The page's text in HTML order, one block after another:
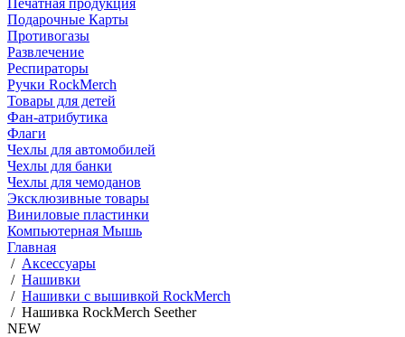
Печатная продукция
Подарочные Карты
Противогазы
Развлечение
Респираторы
Ручки RockMerch
Товары для детей
Фан-атрибутика
Флаги
Чехлы для автомобилей
Чехлы для банки
Чехлы для чемоданов
Эксклюзивные товары
Виниловые пластинки
Компьютерная Мышь
Главная
/ Аксессуары
/ Нашивки
/ Нашивки с вышивкой RockMerch
/ Нашивка RockMerch Seether
NEW